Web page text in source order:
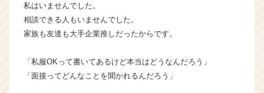
ス
カ
が
届
私はいませんでした。
相談できる人もいませんでした。
家族も友達も大手企業推しだったからです。
「私服OKって書いてあるけど本当はどうなんだろう」
「面接ってどんなことを聞かれるんだろう」